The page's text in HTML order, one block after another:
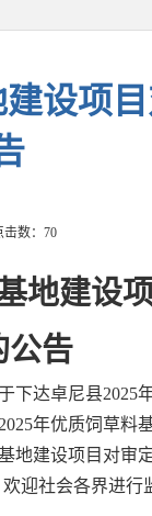
设项
数： 70
地建设
公告
下达卓尼县2025
年优质饲草料
地建设项目对审
迎社会各界进行